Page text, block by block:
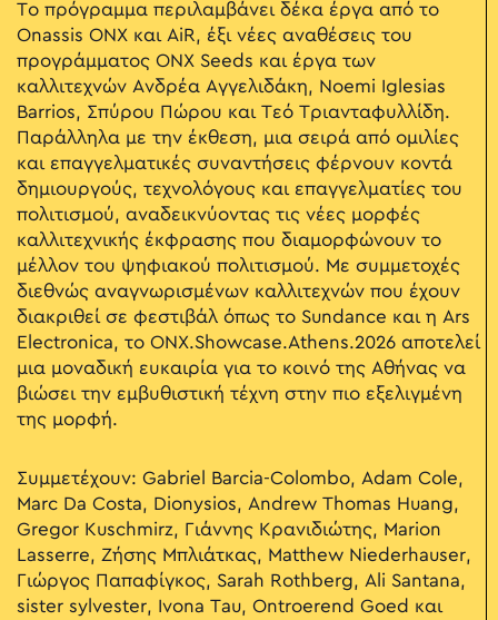
Το πρόγραμμα περιλαμβάνει δέκα έργα από το
Onassis ONX και AiR, έξι νέες αναθέσεις του
προγράμματος ONX Seeds και έργα των
καλλιτεχνών Ανδρέα Αγγελιδάκη, Noemi Iglesias
Barrios, Σπύρου Πώρου και Τεό Τριανταφυλλίδη.
Παράλληλα με την έκθεση, μια σειρά από ομιλίες
και επαγγελματικές συναντήσεις φέρνουν κοντά
δημιουργούς, τεχνολόγους και επαγγελματίες του
πολιτισμού, αναδεικνύοντας τις νέες μορφές
καλλιτεχνικής έκφρασης που διαμορφώνουν το
μέλλον του ψηφιακού πολιτισμού. Με συμμετοχές
διεθνώς αναγνωρισμένων καλλιτεχνών που έχουν
διακριθεί σε φεστιβάλ όπως το Sundance και η Ars
Electronica, το ONX.Showcase.Athens.2026 αποτελεί
μια μοναδική ευκαιρία για το κοινό της Αθήνας να
βιώσει την εμβυθιστική τέχνη στην πιο εξελιγμένη
της μορφή.
Συμμετέχουν: Gabriel Barcia-Colombo, Adam Cole,
Marc Da Costa, Dionysios, Andrew Thomas Huang,
Gregor Kuschmirz, Γιάννης Κρανιδιώτης, Marion
Lasserre, Ζήσης Μπλιάτκας, Matthew Niederhauser,
Γιώργος Παπαφίγκος, Sarah Rothberg, Ali Santana,
sister sylvester, Ivona Tau, Ontroerend Goed και